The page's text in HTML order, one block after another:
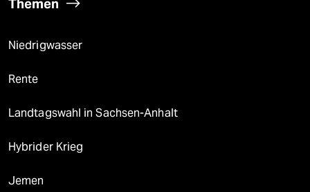
Themen
Niedrigwasser
Rente
Landtagswahl in Sachsen-Anhalt
Hybrider Krieg
Jemen